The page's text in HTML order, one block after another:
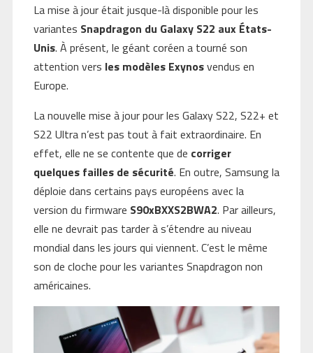
La mise à jour était jusque-là disponible pour les
variantes Snapdragon du Galaxy S22 aux États-
Unis. À présent, le géant coréen a tourné son
attention vers les modèles Exynosvendus en
Europe.
La nouvelle mise à jour pour les Galaxy S22, S22+ et
S22 Ultra n’est pas tout à fait extraordinaire. En
effet, elle ne se contente que de corriger
quelques failles de sécurité. En outre, Samsung la
déploie dans certains pays européens avec la
version du firmware S90xBXXS2BWA2. Par ailleurs,
elle ne devrait pas tarder à s’étendre au niveau
mondial dans les jours qui viennent. C’est le même
son de cloche pour les variantes Snapdragon non
américaines.